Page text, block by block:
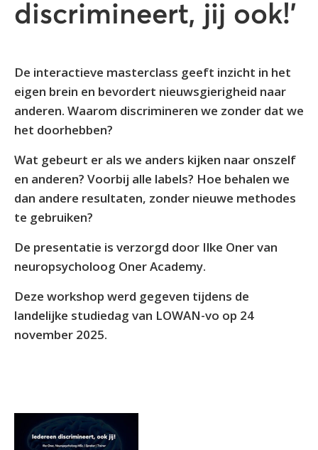
discrimineert, jij ook!’
De interactieve masterclass geeft inzicht in het
eigen brein en bevordert nieuwsgierigheid naar
anderen. Waarom discrimineren we zonder dat we
het doorhebben?
Wat gebeurt er als we anders kijken naar onszelf
en anderen? Voorbij alle labels? Hoe behalen we
dan andere resultaten, zonder nieuwe methodes
te gebruiken?
De presentatie is verzorgd door Ilke Oner van
neuropsycholoog Oner Academy.
Deze workshop werd gegeven tijdens de
landelijke studiedag van LOWAN-vo op 24
november 2025.